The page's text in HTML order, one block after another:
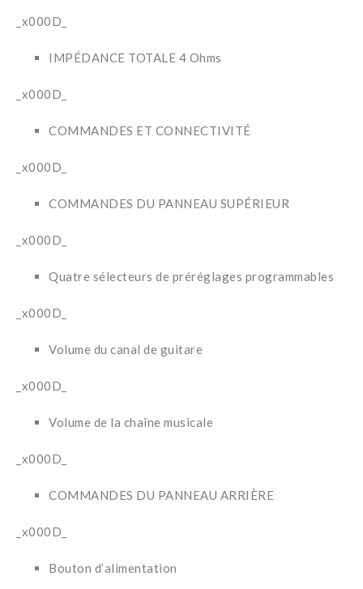
_x000D_
IMPÉDANCE TOTALE 4 Ohms
_x000D_
COMMANDES ET CONNECTIVITÉ
_x000D_
COMMANDES DU PANNEAU SUPÉRIEUR
_x000D_
Quatre sélecteurs de préréglages programmables
_x000D_
Volume du canal de guitare
_x000D_
Volume de la chaîne musicale
_x000D_
COMMANDES DU PANNEAU ARRIÈRE
_x000D_
Bouton d’alimentation